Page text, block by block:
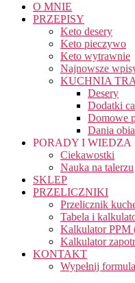
O MNIE
PRZEPISY
Keto desery
Keto pieczywo
Keto wytrawnie
Najnowsze
KUCHNIA
Desery
Dodatki
Domowe
Dania
PORADY I WIEDZA
Ciekawostki
Nauka na talerzu
SKLEP
PRZELICZNIKI
Przelicznik
Tabela i
Kalkulator PPM
Kalkulator
KONTAKT
Wypełnij